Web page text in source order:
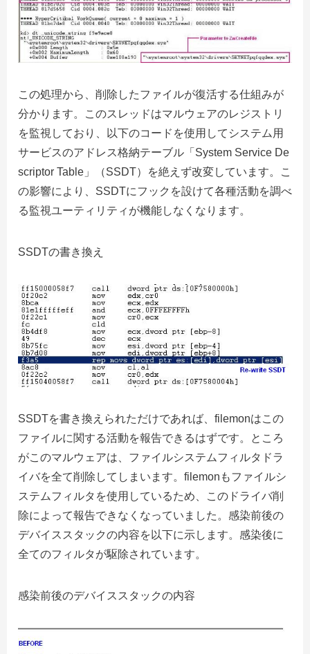
この処理から、削除したファイルが復活する仕組みが
分かります。このスレッドはマルウェアのレジストリ
を監視しており、以下のコードを使用してシステム用
サービスのアドレス格納テーブル「System Service De
scriptor Table」（SSDT）を絶えず改変しています。こ
の影響により、SSDTにフックを設けて各種活動を調べ
る監視ユーティリティが機能しなくなります。
SSDTの書き換え
SSDTを書き換えられただけであれば、filemonはこの
ファイルに関する活動を報告できるはずです。ところ
がこのマルウェアは、ファイルシステムフィルタドラ
イバを全て削除してしまいます。filemonもファイルシ
ステムフィルタを使用しているため、このドライバ削
除によって報告できなくなっていました。感染前後の
デバイススタックの内容を以下に示します。感染後に
全てのフィルタが駆除されています。
感染前後のデバイススタックの内容